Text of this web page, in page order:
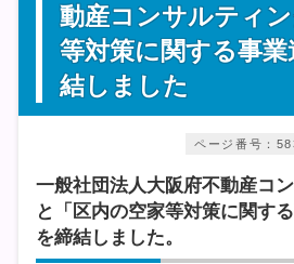
動産コンサルティ
等対策に関する事
結しました
ページ番号：
一般社団法人大阪府不動産コ
と「区内の空家等対策に関す
を締結しました。